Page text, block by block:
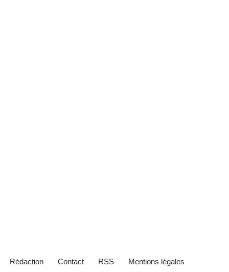
Rédaction Contact RSS Mentions légales